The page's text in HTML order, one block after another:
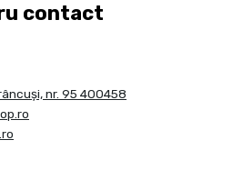
contact
nr. 95 400458